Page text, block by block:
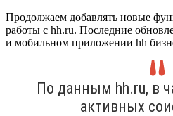
Продолжаем добавлять новые
работы с hh.ru. Последние
и мобильном приложении hh
По данным hh.ru, в
активных